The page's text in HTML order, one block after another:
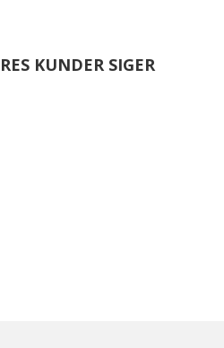
KUNDER SIGER